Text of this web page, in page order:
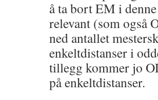
å ta bort EM i
relevant (som også
ned antallet
enkeltdistanser i
tillegg kommer jo
på enkeltdistanser.